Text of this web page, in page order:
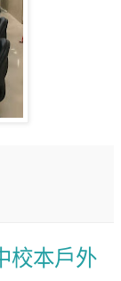
校本戶外